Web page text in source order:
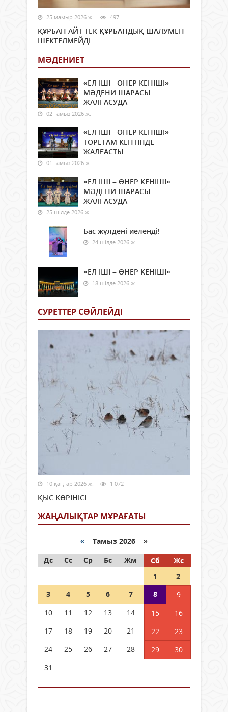
25 мамыр 2026 ж. 497
ҚҰРБАН АЙТ ТЕК ҚҰРБАНДЫҚ ШАЛУМЕН
ШЕКТЕЛМЕЙДІ
МӘДЕНИЕТ
«ЕЛ ІШІ - ӨНЕР КЕНІШІ»
МӘДЕНИ ШАРАСЫ
ЖАЛҒАСУДА
02 тамыз 2026 ж.
«ЕЛ ІШІ - ӨНЕР КЕНІШІ»
ТӨРЕТАМ КЕНТІНДЕ
ЖАЛҒАСТЫ
01 тамыз 2026 ж.
«ЕЛ ІШІ – ӨНЕР КЕНІШІ»
МӘДЕНИ ШАРАСЫ
ЖАЛҒАСУДА
25 шілде 2026 ж.
Бас жүлдені иеленді!
24 шілде 2026 ж.
«ЕЛ ІШІ – ӨНЕР КЕНІШІ»
18 шілде 2026 ж.
СУРЕТТЕР СӨЙЛЕЙДI
10 қаңтар 2026 ж. 1 072
ҚЫС КӨРІНІСІ
ЖАҢАЛЫҚТАР МҰРАҒАТЫ
« Тамыз 2026 »
Дс
Сс Ср Бс Жм Сб
Жс
1
2
3
4 5 6 7 8
9
10
11 12 13 14 15
16
17
18 19 20 21 22
23
24
25 26 27 28 29
30
31